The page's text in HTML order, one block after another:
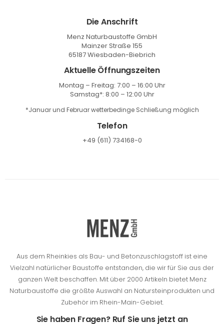
Die Anschrift
Menz Naturbaustoffe GmbH
Mainzer Straße 155
65187 Wiesbaden-Biebrich
Aktuelle Öffnungszeiten
Montag – Freitag: 7:00 – 16:00 Uhr
Samstag*: 8:00 – 12:00 Uhr
*Januar und Februar wetterbedinge Schließung möglich
Telefon
+49 (611) 734168-0
Aus dem Rheinkies als Bau- und Betonzuschlagstoff ist eine
Vielzahl natürlicher Baustoffe entstanden, die wir für Sie aus der
ganzen Welt beschaffen. Mit über 2000 Artikeln bietet Menz
Naturbaustoffe die größte Auswahl an Natursteinprodukten und
Zubehör im Rhein-Main-Gebiet.
Sie haben Fragen? Ruf Sie uns jetzt an